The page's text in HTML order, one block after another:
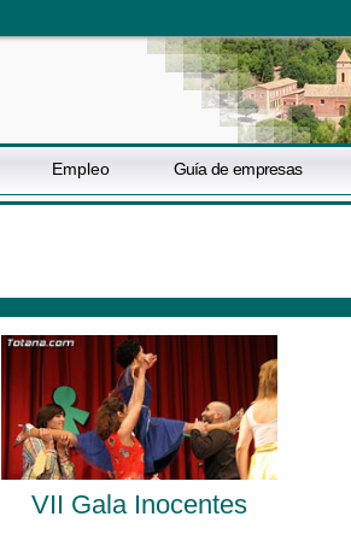
Empleo Guía de empresas
VII Gala Inocentes